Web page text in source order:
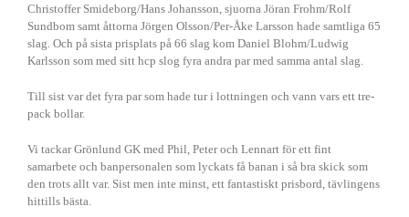
Christoffer Smideborg/Hans Johansson, sjuorna Jöran Frohm/Rolf
Sundbom samt åttorna Jörgen Olsson/Per-Åke Larsson hade samtliga 65
slag. Och på sista prisplats på 66 slag kom Daniel Blohm/Ludwig
Karlsson som med sitt hcp slog fyra andra par med samma antal slag.
Till sist var det fyra par som hade tur i lottningen och vann vars ett tre-
pack bollar.
Vi tackar Grönlund GK med Phil, Peter och Lennart för ett fint
samarbete och banpersonalen som lyckats få banan i så bra skick som
den trots allt var. Sist men inte minst, ett fantastiskt prisbord, tävlingens
hittills bästa.